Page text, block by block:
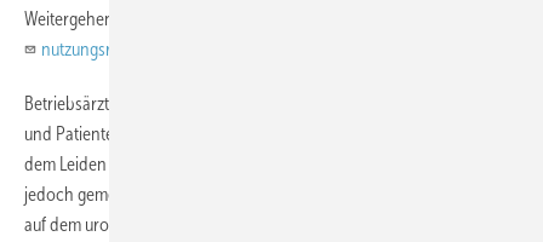
Weitergehende Rechte bitte anfragen unter:
nutzungsrechte@asu-arbeitsmedizin.com
Betriebsärztinnen und -ärzte sehen wesentlich häufiger Patientinnen
und Patienten mit urologischen Erkrankungen nach Unfällen als mit
dem Leiden einer BK 1301 oder 1321. Beiden Patientengruppen ist
jedoch gemein, dass sie nach der Therapie der primären Erkrankung
auf dem urologischen Fachgebiet hauptsächlich an